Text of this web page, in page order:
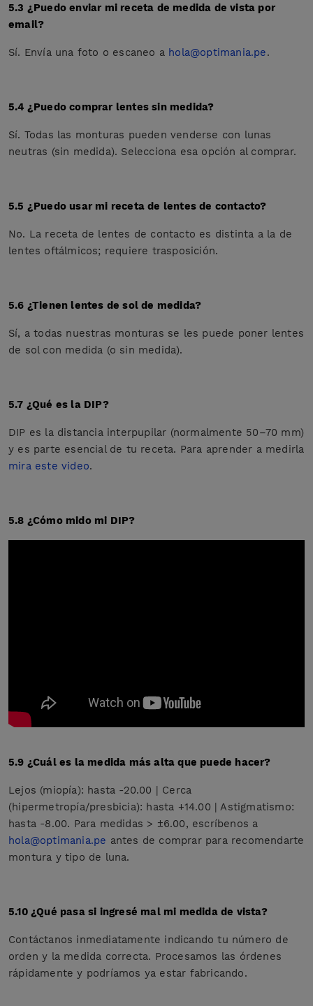
5.3 ¿Puedo enviar mi receta de medida de vista por
email?
Sí. Envía una foto o escaneo a hola@optimania.pe.
5.4 ¿Puedo comprar lentes sin medida?
Sí. Todas las monturas pueden venderse con lunas
neutras (sin medida). Selecciona esa opción al comprar.
5.5 ¿Puedo usar mi receta de lentes de contacto?
No. La receta de lentes de contacto es distinta a la de
lentes oftálmicos; requiere trasposición.
5.6 ¿Tienen lentes de sol de medida?
Sí, a todas nuestras monturas se les puede poner lentes
de sol con medida (o sin medida).
5.7 ¿Qué es la DIP?
DIP es la distancia interpupilar (normalmente 50–70 mm)
y es parte esencial de tu receta. Para aprender a medirla
mira este video.
5.8 ¿Cómo mido mi DIP?
5.9 ¿Cuál es la medida más alta que puede hacer?
Lejos (miopía): hasta -20.00 | Cerca
(hipermetropía/presbicia): hasta +14.00 | Astigmatismo:
hasta -8.00. Para medidas > ±6.00, escríbenos a
hola@optimania.pe antes de comprar para recomendarte
montura y tipo de luna.
5.10 ¿Qué pasa si ingresé mal mi medida de vista?
Contáctanos inmediatamente indicando tu número de
orden y la medida correcta. Procesamos las órdenes
rápidamente y podríamos ya estar fabricando.